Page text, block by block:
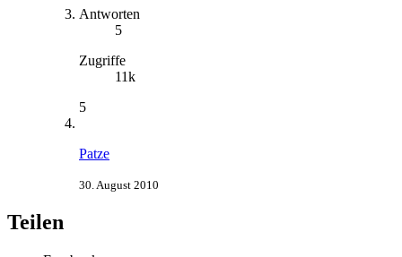
Antworten
5
Zugriffe
11k
5
Patze
30. August 2010
Teilen